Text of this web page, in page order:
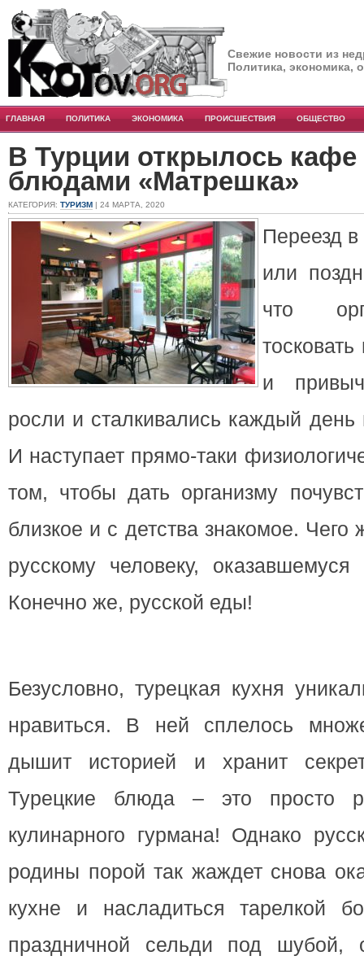
Свежие новости из
Политика, экономика,
ГЛАВНАЯ ПОЛИТИКА ЭКОНОМИКА ПРОИСШЕСТВИЯ ОБЩЕСТВО
В Турции открылось кафе
блюдами «Матрешка»
КАТЕГОРИЯ: ТУРИЗМ | 24 МАРТА, 2020
Переезд
или
что
и
росли и сталкивались каждый
И наступает прямо-таки
том, чтобы дать организму
близкое и с детства знакомое. Чего
русскому человеку,
Конечно же, русской еды!
Безусловно, турецкая кухня
нравиться. В ней сплелось
дышит историей и хранит
Турецкие блюда – это просто
кулинарного гурмана! Однако
родины порой так жаждет снова
кухне и насладиться тарелкой
праздничной сельди под шубой,